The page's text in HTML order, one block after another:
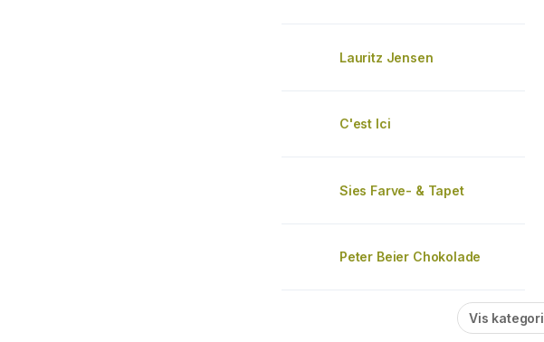
Lauritz Jensen
C'est Ici
Sies Farve- & Tapet
Peter Beier Chokolade
Vis kategori